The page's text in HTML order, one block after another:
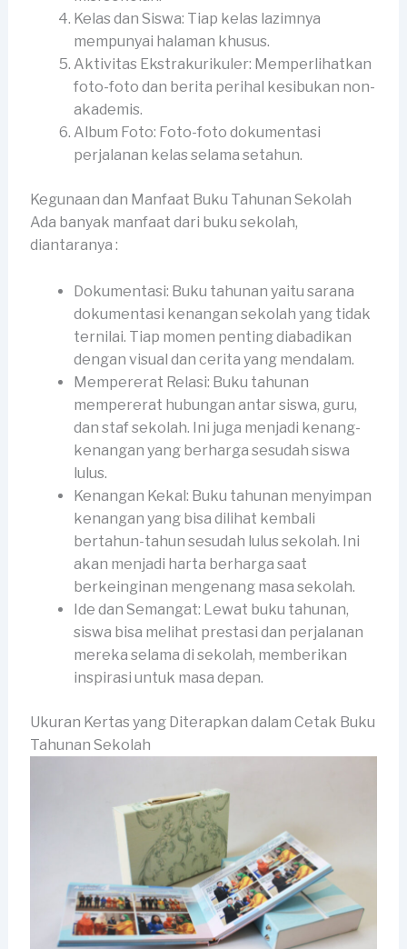
Kelas dan Siswa: Tiap kelas lazimnya
mempunyai halaman khusus.
Aktivitas Ekstrakurikuler: Memperlihatkan
foto-foto dan berita perihal kesibukan non-
akademis.
Album Foto: Foto-foto dokumentasi
perjalanan kelas selama setahun.
Kegunaan dan Manfaat Buku Tahunan Sekolah
Ada banyak manfaat dari buku sekolah,
diantaranya :
Dokumentasi: Buku tahunan yaitu sarana
dokumentasi kenangan sekolah yang tidak
ternilai. Tiap momen penting diabadikan
dengan visual dan cerita yang mendalam.
Mempererat Relasi: Buku tahunan
mempererat hubungan antar siswa, guru,
dan staf sekolah. Ini juga menjadi kenang-
kenangan yang berharga sesudah siswa
lulus.
Kenangan Kekal: Buku tahunan menyimpan
kenangan yang bisa dilihat kembali
bertahun-tahun sesudah lulus sekolah. Ini
akan menjadi harta berharga saat
berkeinginan mengenang masa sekolah.
Ide dan Semangat: Lewat buku tahunan,
siswa bisa melihat prestasi dan perjalanan
mereka selama di sekolah, memberikan
inspirasi untuk masa depan.
Ukuran Kertas yang Diterapkan dalam Cetak Buku
Tahunan Sekolah